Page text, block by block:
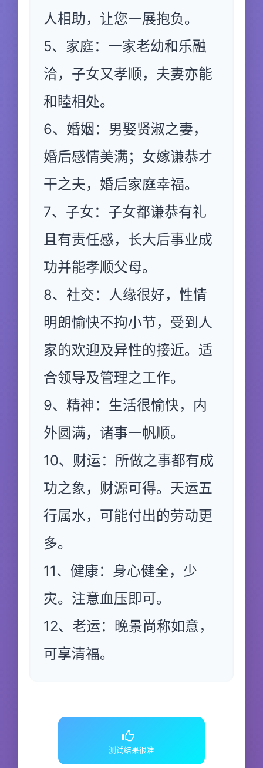
人相助，让您一展抱负。
5、家庭：一家老幼和乐融
洽，子女又孝顺，夫妻亦能
和睦相处。
6、婚姻：男娶贤淑之妻，
婚后感情美满；女嫁谦恭才
干之夫，婚后家庭幸福。
7、子女：子女都谦恭有礼
且有责任感，长大后事业成
功并能孝顺父母。
8、社交：人缘很好，性情
明朗愉快不拘小节，受到人
家的欢迎及异性的接近。适
合领导及管理之工作。
9、精神：生活很愉快，内
外圆满，诸事一帆顺。
10、财运：所做之事都有成
功之象，财源可得。天运五
行属水，可能付出的劳动更
多。
11、健康：身心健全，少
灾。注意血压即可。
12、老运：晚景尚称如意，
可享清福。
测试结果很准